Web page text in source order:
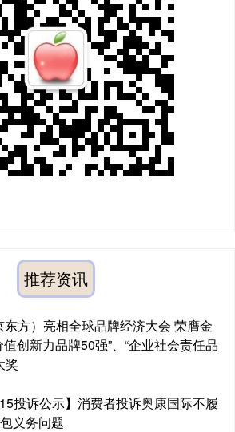
推荐资讯
东方）亮相全球品牌经济大会 荣膺金
创新力品牌50强”、“企业社会责任品
奖
投诉公示】消费者投诉奥康国际不履
义务问题